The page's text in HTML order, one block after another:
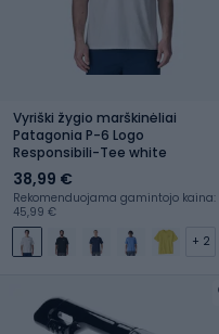
Vyriški žygio marškinėliai
Patagonia P-6 Logo
Responsibili-Tee white
38,99 €
Rekomenduojama gamintojo kaina:
45,99 €
+ 2